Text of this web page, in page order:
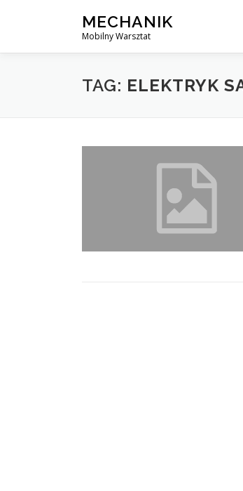
MECHANIK
Mobilny Warsztat
TAG: ELEKTRYK